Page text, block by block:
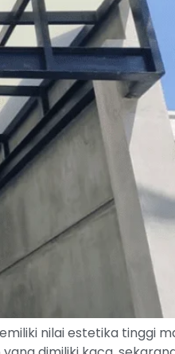
nilai estetika tinggi